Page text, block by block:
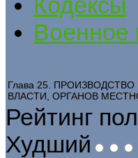
Военное
Глава 25.
ВЛАСТИ, ОРГАНОВ
Рейтинг
Худший